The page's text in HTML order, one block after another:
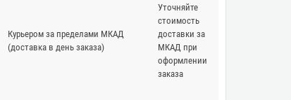
Курьером за пределами МКАД
(доставка в день заказа)
Уточняйте
стоимость
доставки за
МКАД при
оформлении
заказа